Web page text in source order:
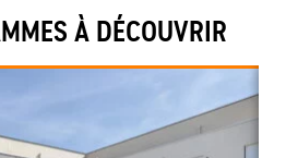
À DÉCOUVRIR